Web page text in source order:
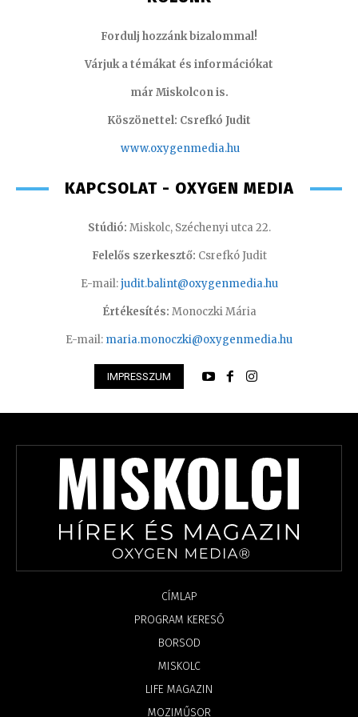
Fordulj hozzánk bizalommal!
Várjuk a témákat és információkat
már Miskolcon is.
Köszönettel: Csrefkó Judit
www.oxygenmedia.hu
KAPCSOLAT - OXYGEN MEDIA
Stúdió: Miskolc, Széchenyi utca 22.
Felelős szerkesztő: Csrefkó Judit
E-mail:judit.balint@oxygenmedia.hu
Értékesítés: Monoczki Mária
E-mail: maria.monoczki@oxygenmedia.hu
IMPRESSZUM
CÍMLAP
PROGRAM KERESŐ
BORSOD
MISKOLC
LIFE MAGAZIN
MOZIMŰSOR